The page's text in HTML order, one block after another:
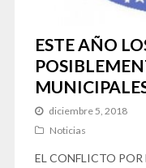
ESTE AÑO
diciembre 5, 2018
Noticias
EL CONFLICTO POR